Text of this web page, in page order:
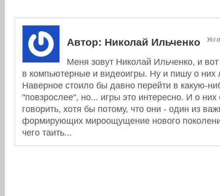
Автор: Николай Ильченко Усі
Меня зовут Николай Ильченко, и
в компьютерные и видеоигры. Ну и пишу о них
Наверное стоило бы давно перейти в какую-
"повзрослее", но... игры это интересно. И о них
говорить, хотя бы потому, что они - один из
формирующих мироощущение нового
чего таить...